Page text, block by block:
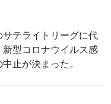
サテライトリーグに代
型コロナウイルス感
止が決まった。